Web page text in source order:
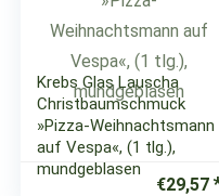
Krebs Glas Lauscha
Christbaumschmuck
»Pizza-Weihnachtsmann
auf Vespa«, (1 tlg.),
mundgeblasen
€29,57